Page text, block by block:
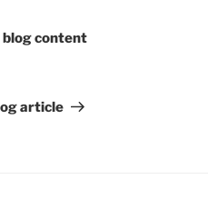
blog content
article